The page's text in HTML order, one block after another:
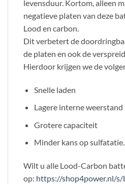
levensduur. Kortom, alleen
negatieve platen van deze
Lood en carbon.
Dit verbetert de
de platen en ook de
Hierdoor krijgen we de
Snelle laden
Lagere interne weerstand
Grotere capaciteit
Minder kans op sulfatatie.
Wilt u alle Lood-Carbon
op: https://shop4power.nl/